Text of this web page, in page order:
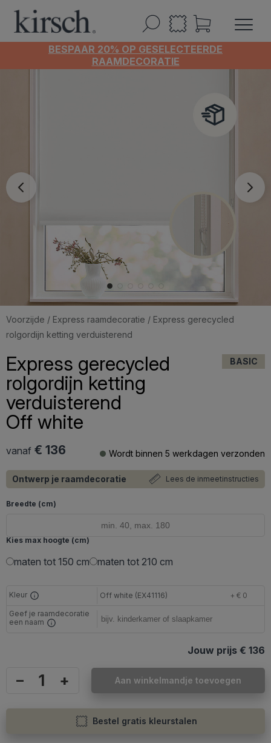
BESPAAR 20% OP GESELECTEERDE
RAAMDECORATIE
Voorzijde / Express raamdecoratie / Express gerecycled
rolgordijn ketting verduisterend
Express gerecycled
rolgordijn ketting
verduisterend
Off white
BASIC
vanaf € 136 Wordt binnen 5 werkdagen verzonden
Ontwerp je raamdecoratie Lees de inmeetinstructies
Breedte (cm)
Kies max hoogte (cm)
maten tot 150 cm maten tot 210 cm
Kleur Off white (EX41116)
+ € 0
Geef je raamdecoratie
een naam
Jouw prijs € 136
– + Aan winkelmandje toevoegen
Bestel gratis kleurstalen